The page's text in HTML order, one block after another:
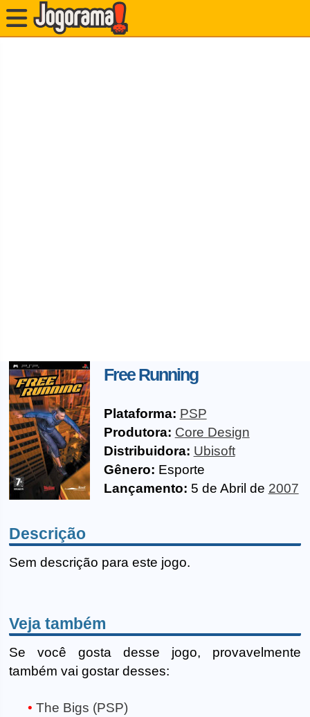
Free Running
Plataforma: PSP
Produtora: Core Design
Distribuidora: Ubisoft
Gênero: Esporte
Lançamento: 5 de Abril de 2007
Descrição
Sem descrição para este jogo.
Veja também
Se você gosta desse jogo, provavelmente
também vai gostar desses:
The Bigs (PSP)